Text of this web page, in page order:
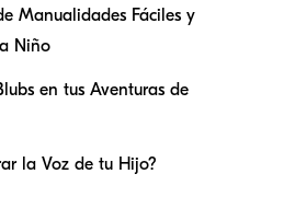
Manualidades Fáciles y
Niño
en tus Aventuras de
la Voz de tu Hijo?